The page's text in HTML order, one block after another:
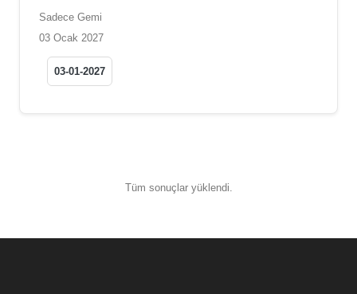
Sadece Gemi
03 Ocak 2027
03-01-2027
Tüm sonuçlar yüklendi.